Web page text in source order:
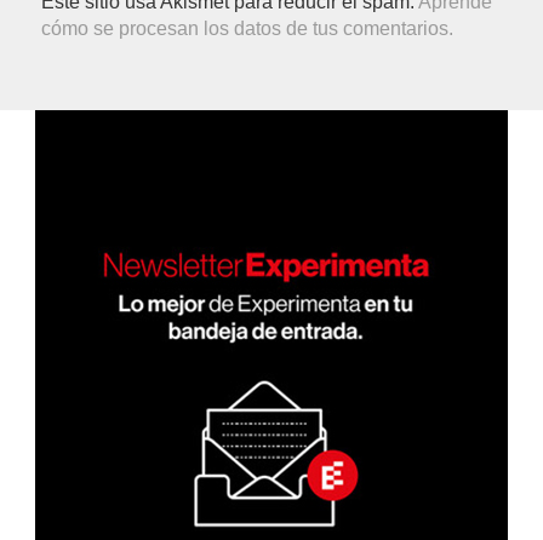
cómo se procesan los datos de tus comentarios.